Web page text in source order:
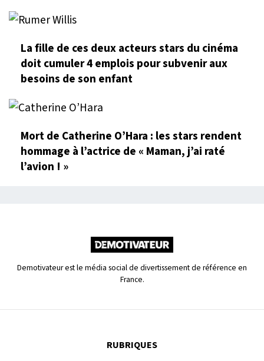
La fille de ces deux acteurs stars du cinéma
doit cumuler 4 emplois pour subvenir aux
besoins de son enfant
Mort de Catherine O’Hara : les stars rendent
hommage à l’actrice de « Maman, j’ai raté
l’avion ! »
Demotivateur est le média social de divertissement de référence en
France.
RUBRIQUES